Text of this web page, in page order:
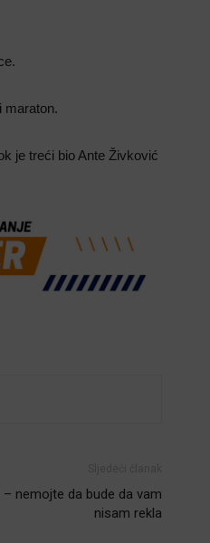
maraton.
je treći bio Ante Živković
nemojte da bude da vam
nisam rekla